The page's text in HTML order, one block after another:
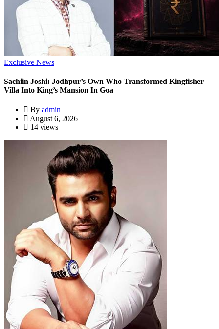
Exclusive News
Sachiin Joshi: Jodhpur’s Own Who Transformed Kingfisher
Villa Into King’s Mansion In Goa
By admin
August 6, 2026
14 views